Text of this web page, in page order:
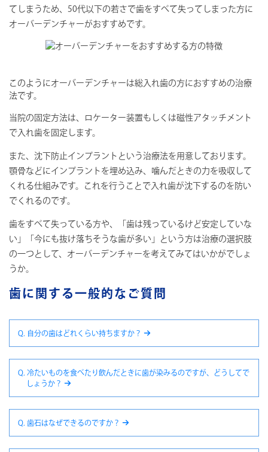
てしまうため、50代以下の若さで歯をすべて失ってしまった方に
オーバーデンチャーがおすすめです。
このようにオーバーデンチャーは総入れ歯の方におすすめの治療
法です。
当院の固定方法は、ロケーター装置もしくは磁性アタッチメント
で入れ歯を固定します。
また、沈下防止インプラントという治療法を用意しております。
顎骨などにインプラントを埋め込み、噛んだときの力を吸収して
くれる仕組みです。これを行うことで入れ歯が沈下するのを防い
でくれるのです。
歯をすべて失っている方や、「歯は残っているけど安定していな
い」「今にも抜け落ちそうな歯が多い」という方は治療の選択肢
の一つとして、オーバーデンチャーを考えてみてはいかがでしょ
うか。
歯に関する一般的なご質問
Q. 自分の歯はどれくらい持ちますか？
Q. 冷たいものを食べたり飲んだときに歯が染みるのですが、どうしてで
しょうか？
Q. 歯石はなぜできるのですか？